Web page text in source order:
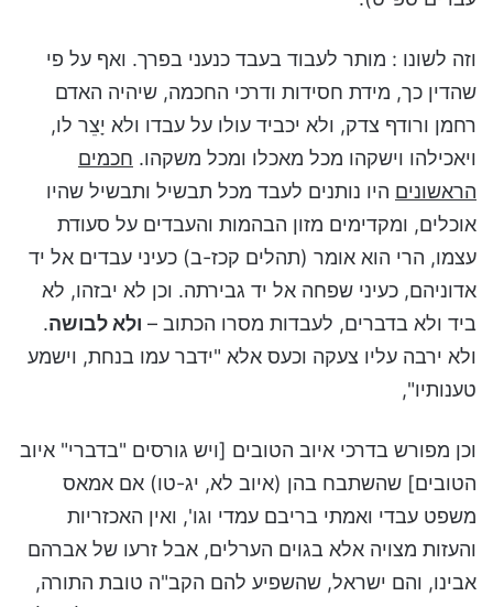
וזה לשונו : מותר לעבוד בעבד כנעני בפרך. ואף על פי
שהדין כך, מידת חסידות ודרכי החכמה, שיהיה האדם
רחמן ורודף צדק, ולא יכביד עולו על עבדו ולא יָצֵר לו,
ויאכילהו וישקהו מכל מאכלו ומכל משקהו. חכמים
הראשונים היו נותנים לעבד מכל תבשיל ותבשיל שהיו
אוכלים, ומקדימים מזון הבהמות והעבדים על סעודת
עצמו, הרי הוא אומר (תהלים קכז-ב) כעיני עבדים אל יד
אדוניהם, כעיני שפחה אל יד גבירתה. וכן לא יבזהו, לא
ביד ולא בדברים, לעבדות מסרו הכתוב – ולא לבושה.
ולא ירבה עליו צעקה וכעס אלא "ידבר עמו בנחת, וישמע
טענותיו",
וכן מפורש בדרכי איוב הטובים [ויש גורסים "בדברי" איוב
הטובים] שהשתבח בהן (איוב לא, יג-טו) אם אמאס
משפט עבדי ואמתי בריבם עמדי וגו', ואין האכזריות
והעזות מצויה אלא בגוים הערלים, אבל זרעו של אברהם
אבינו, והם ישראל, שהשפיע להם הקב"ה טובת התורה,